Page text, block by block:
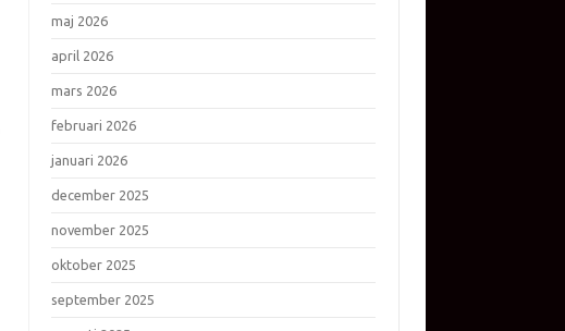
maj 2026
april 2026
mars 2026
februari 2026
januari 2026
december 2025
november 2025
oktober 2025
september 2025